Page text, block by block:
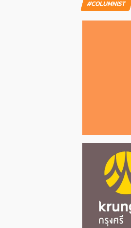
#COLUMNIST